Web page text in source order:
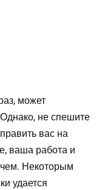
может
Однако, не спешите
вас на
ваша работа и
чем. Некоторым
удается